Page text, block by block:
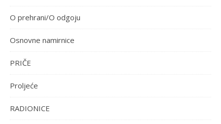
O prehrani/O odgoju
Osnovne namirnice
PRIČE
Proljeće
RADIONICE